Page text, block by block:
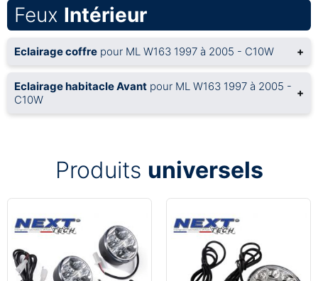
Feux Intérieur
Eclairage coffre pour ML W163 1997 à 2005 - C10W +
Eclairage habitacle Avant pour ML W163 1997 à 2005 -
C10W
+
Produits universels